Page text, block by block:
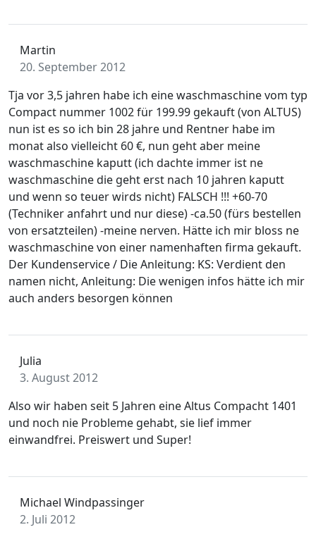
Martin
20. September 2012
Tja vor 3,5 jahren habe ich eine waschmaschine vom typ
Compact nummer 1002 für 199.99 gekauft (von ALTUS)
nun ist es so ich bin 28 jahre und Rentner habe im
monat also vielleicht 60 €, nun geht aber meine
waschmaschine kaputt (ich dachte immer ist ne
waschmaschine die geht erst nach 10 jahren kaputt
und wenn so teuer wirds nicht) FALSCH !!! +60-70
(Techniker anfahrt und nur diese) -ca.50 (fürs bestellen
von ersatzteilen) -meine nerven. Hätte ich mir bloss ne
waschmaschine von einer namenhaften firma gekauft.
Der Kundenservice / Die Anleitung: KS: Verdient den
namen nicht, Anleitung: Die wenigen infos hätte ich mir
auch anders besorgen können
Julia
3. August 2012
Also wir haben seit 5 Jahren eine Altus Compacht 1401
und noch nie Probleme gehabt, sie lief immer
einwandfrei. Preiswert und Super!
Michael Windpassinger
2. Juli 2012